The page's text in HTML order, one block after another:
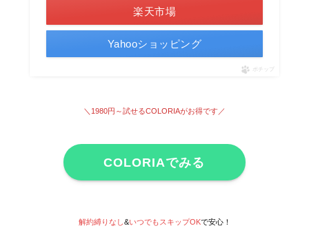
楽天市場
Yahooショッピング
ポチップ
＼1980円～試せるCOLORIAがお得です ／
COLORIAでみる
解約縛りなし&いつでもスキップOKで安心！